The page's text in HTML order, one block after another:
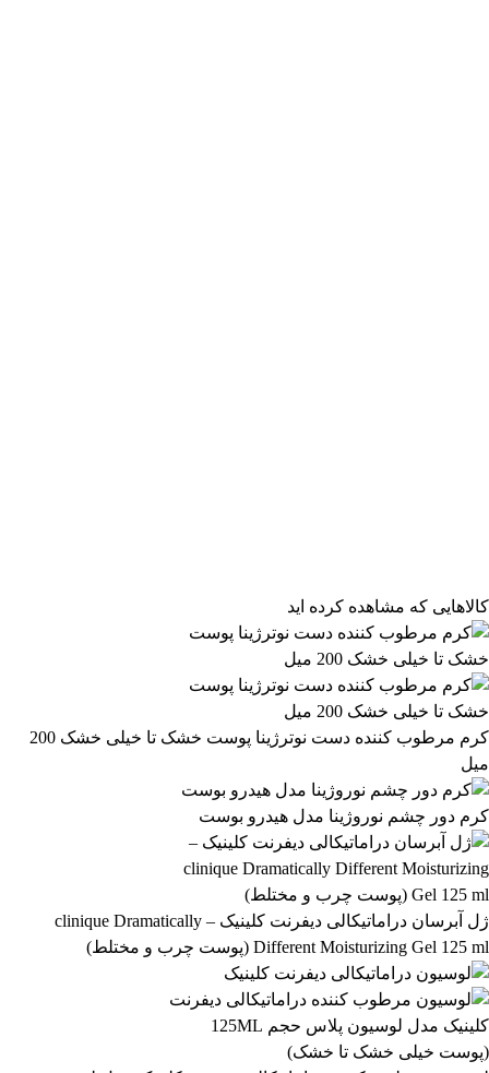
تومان
863,399 تومان
863,400 تومان
اعمال فیلتر قیمت
وضعیت کالا
نمایش کالاهای موجود
فیلتر بر اساس برند:
Le Chic 4
فیلتر بر اساس دسته بندی:
آرایشی و بهداشتی 558 بهداشتی و پوستی
رژ لب مدادی لچیک
مرتب‌سازی محصولات
مرتب‌سازی:
پیش‌فرض محبوب‌ترین بالاترین امتیاز
گران‌ترین موجودها اول
کالاهایی که مشاهده کرده اید
کرم مرطوب کننده دست نوترژینا پوست خشک تا خیلی خشک 200
میل
کرم دور چشم نوروژینا مدل هیدرو بوست
ژل آبرسان دراماتیکالی دیفرنت کلینیک – clinique Dramatically
Different Moisturizing Gel 125 ml (پوست چرب و مختلط)